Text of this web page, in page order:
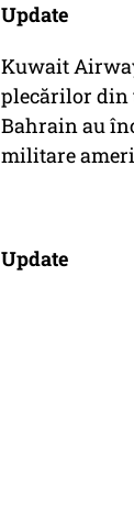
Update
Kuwait
plecărilor din
Bahrain au
militare
Update